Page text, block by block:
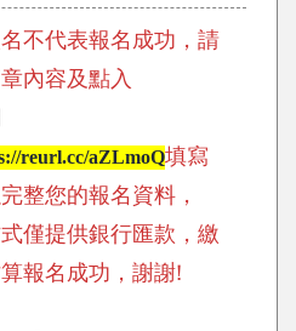
不代表報名成功，請
內容及點入
reurl.cc/aZLmoQ填寫
整您的報名資料，
僅提供銀行匯款，繳
報名成功，謝謝!